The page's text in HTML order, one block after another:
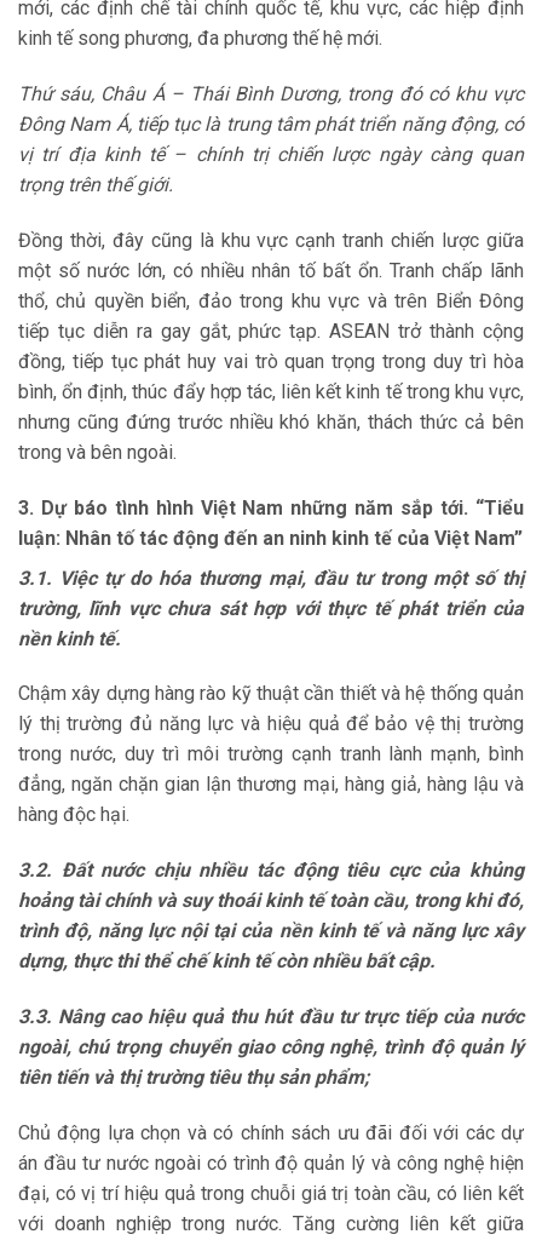
mới, các định chế tài chính quốc tế, khu vực, các hiệp định
kinh tế song phương, đa phương thế hệ mới.
Thứ sáu, Châu Á – Thái Bình Dương, trong đó có khu vực
Đông Nam Á, tiếp tục là trung tâm phát triển năng động, có
vị trí địa kinh tế – chính trị chiến lược ngày càng quan
trọng trên thế giới.
Đồng thời, đây cũng là khu vực cạnh tranh chiến lược giữa
một số nước lớn, có nhiều nhân tố bất ổn. Tranh chấp lãnh
thổ, chủ quyền biển, đảo trong khu vực và trên Biển Đông
tiếp tục diễn ra gay gắt, phức tạp. ASEAN trở thành cộng
đồng, tiếp tục phát huy vai trò quan trọng trong duy trì hòa
bình, ổn định, thúc đẩy hợp tác, liên kết kinh tế trong khu vực,
nhưng cũng đứng trước nhiều khó khăn, thách thức cả bên
trong và bên ngoài.
3. Dự báo tình hình Việt Nam những năm sắp tới. “Tiểu
luận: Nhân tố tác động đến an ninh kinh tế của Việt Nam”
3.1. Việc tự do hóa thương mại, đầu tư trong một số thị
trường, lĩnh vực chưa sát hợp với thực tế phát triển của
nền kinh tế.
Chậm xây dựng hàng rào kỹ thuật cần thiết và hệ thống quản
lý thị trường đủ năng lực và hiệu quả để bảo vệ thị trường
trong nước, duy trì môi trường cạnh tranh lành mạnh, bình
đẳng, ngăn chặn gian lận thương mại, hàng giả, hàng lậu và
hàng độc hại.
3.2. Đất nước chịu nhiều tác động tiêu cực của khủng
hoảng tài chính và suy thoái kinh tế toàn cầu, trong khi đó,
trình độ, năng lực nội tại của nền kinh tế và năng lực xây
dựng, thực thi thể chế kinh tế còn nhiều bất cập.
3.3. Nâng cao hiệu quả thu hút đầu tư trực tiếp của nước
ngoài, chú trọng chuyển giao công nghệ, trình độ quản lý
tiên tiến và thị trường tiêu thụ sản phẩm;
Chủ động lựa chọn và có chính sách ưu đãi đối với các dự
án đầu tư nước ngoài có trình độ quản lý và công nghệ hiện
đại, có vị trí hiệu quả trong chuỗi giá trị toàn cầu, có liên kết
với doanh nghiệp trong nước. Tăng cường liên kết giữa